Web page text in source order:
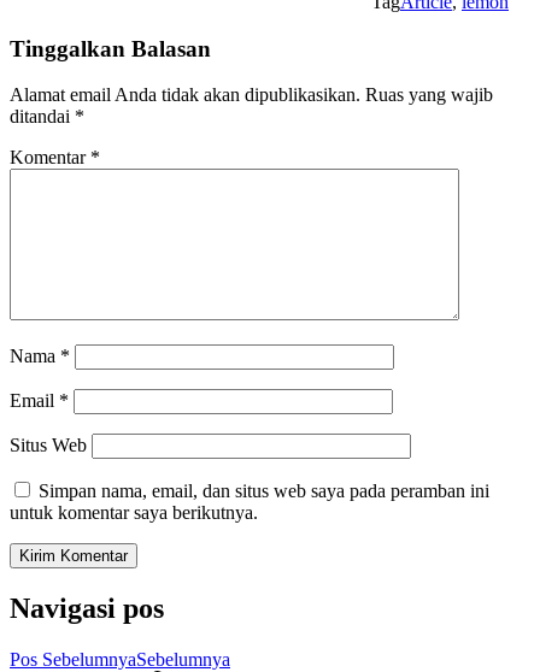
Tinggalkan Balasan
Alamat email Anda tidak akan dipublikasikan. Ruas yang wajib
ditandai *
Komentar *
Nama *
Email *
Situs Web
Simpan nama, email, dan situs web saya pada peramban ini
untuk komentar saya berikutnya.
Navigasi pos
Pos SebelumnyaSebelumnya